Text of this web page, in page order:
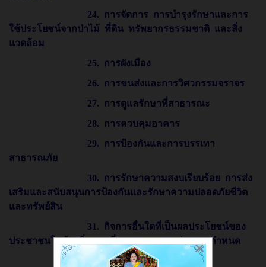
24. การจัดการ การบำรุงรักษาและการ
ใช้ประโยชน์จากป่าไม้ ที่ดิน ทรัพยากรธรรมชาติ และสิ่ง
แวดล้อม
25. การผังเมือง
26. การขนส่งและการวิศวกรรมจราจร
27. การดูแลรักษาที่สาธารณะ
28. การควบคุมอาคาร
29. การป้องกันและการบรรเทา
สาธารณภัย
30. การรักษาความสงบเรียบร้อย การส่ง
เสริมและสนับสนุนการป้องกันและรักษาความปลอดภัยชีวิต
และทรัพย์สิน
31. กิจการอื่นใดที่เป็นผลประโยชน์ของ
ประชาชนในท้องถิ่นตามที่คณะกรรมการประกาศกำหนด
×